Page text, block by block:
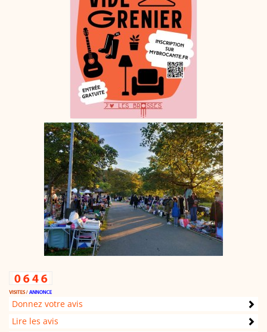
Donnez votre avis
Lire les avis